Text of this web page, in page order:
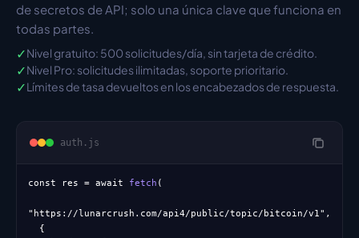
de secretos de API; solo una única clave que funciona en
todas partes.
✓Nivel gratuito: 500 solicitudes/día, sin tarjeta de crédito.
✓Nivel Pro: solicitudes ilimitadas, soporte prioritario.
✓Límites de tasa devueltos en los encabezados de respuesta.
auth.js
const res = await fetch (
"https://lunarcrush.com/api4/public/topic/bitcoin/v1" ,
{